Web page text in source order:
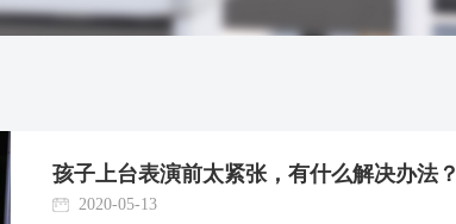
孩子上台表演前太紧张，有什么解决办法？
2020-05-13